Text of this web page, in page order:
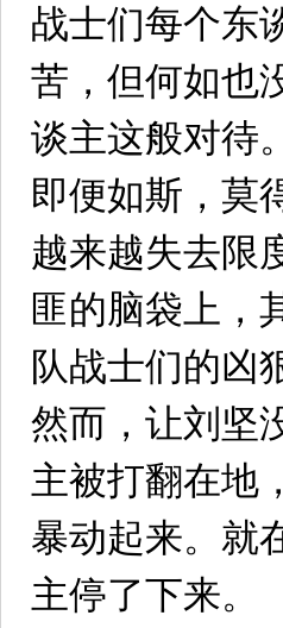
战士们每个东
苦，但何如也
谈主这般对待。
即便如斯，莫
越来越失去限
匪的脑袋上，
队战士们的凶
然而，让刘坚
主被打翻在地
暴动起来。就
主停了下来。